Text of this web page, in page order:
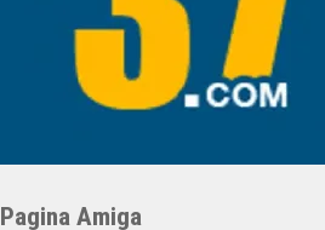
Pagina Amiga